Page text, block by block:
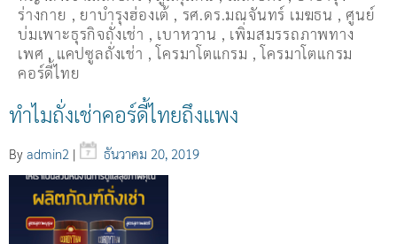
ร่างกาย , ยาบำรุงฮ่องเต้ , รศ.ดร.มณจันทร์ เมฆธน , ศูนย์
บ่มเพาะธุรกิจถั่งเช่า , เบาหวาน , เพิ่มสมรรถภาพทาง
เพศ , แคปซูลถั่งเช่า ,โครมาโตแกรม ,โครมาโตแกรม
คอร์ดี้ไทย
ทำไมถั่งเช่าคอร์ดี้ไทยถึงแพง
By admin2 | ธันวาคม 20, 2019